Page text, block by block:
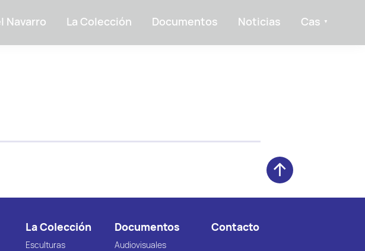
Navarro La Colección Documentos Noticias Cas
La Colección
Esculturas
Documentos
Audiovisuales
Contacto